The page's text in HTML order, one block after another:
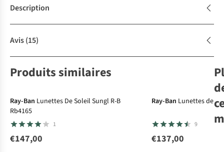
Description
Avis(15)
Produits similaires
Ray-Ban Lunettes De Soleil Sungl R-B
Rb4165
1
€147,00
Ray-Ban Lunettes de
9
€137,00